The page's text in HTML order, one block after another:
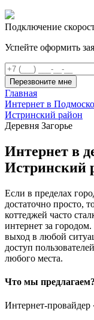
Подключение
Успейте оформить
Перезвоните мне
Главная
Интернет в
Истринский район
Деревня Загорье
Интернет в
Истринский
Если в пределах
достаточно просто,
коттеджей часто
интернет за
выход в любой
доступ
любого места.
Что мы предлагаем?
Интернет-провайдер